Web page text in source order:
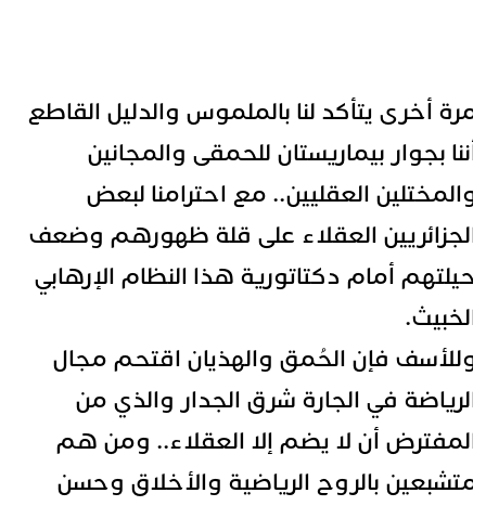
أخرى يتأكد لنا بالملموس والدليل القاطع
بجوار بيماريستان للحمقى والمجانين
العقليين.. مع احترامنا لبعض
العقلاء على قلة ظهورهم وضعف
أمام دكتاتورية هذا النظام الإرهابي
فإن الحُمق والهذيان اقتحم مجال
في الجارة شرق الجدار والذي من
أن لا يضم إلا العقلاء.. ومن هم
بالروح الرياضية والأخلاق وحسن